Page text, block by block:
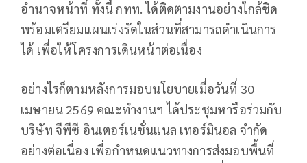
อำนาจหน้าที่ ทั้งนี้ กทท. ได้ติดตามงานอย่างใกล้ชิด
พร้อมเตรียมแผนเร่งรัดในส่วนที่สามารถดำเนินการ
ได้ เพื่อให้โครงการเดินหน้าต่อเนื่อง
อย่างไรก็ตามหลังการมอบนโยบายเมื่อวันที่ 30
เมษายน 2569 คณะทำงานฯ ได้ประชุมหารือร่วมกับ
บริษัท จีพีซี อินเตอร์เนชั่นแนล เทอร์มินอล จำกัด
อย่างต่อเนื่อง เพื่อกำหนดแนวทางการส่งมอบพื้นที่